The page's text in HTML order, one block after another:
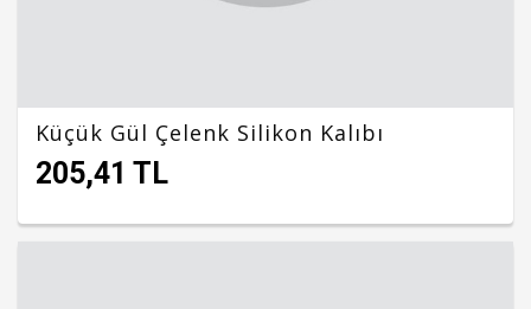
Küçük Gül Çelenk Silikon Kalıbı
205,41 TL